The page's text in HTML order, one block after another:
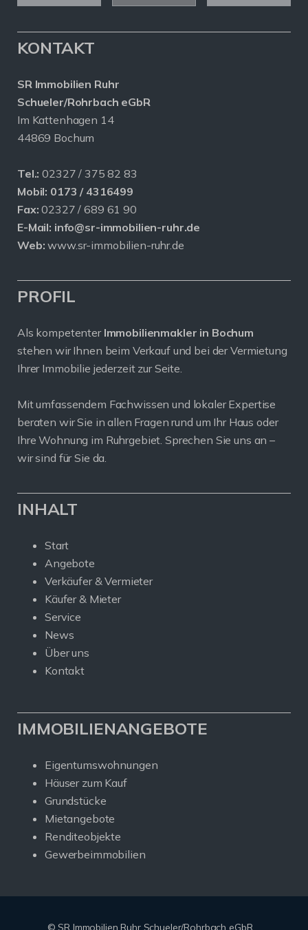
KONTAKT
SR Immobilien Ruhr
Schueler/Rohrbach eGbR
Im Kattenhagen 14
44869 Bochum
Tel.: 02327 / 375 82 83
Mobil: 0173 / 4316499
Fax: 02327 / 689 61 90
E-Mail: info@sr-immobilien-ruhr.de
Web: www.sr-immobilien-ruhr.de
PROFIL
Als kompetenter Immobilienmakler in Bochum
stehen wir Ihnen beim Verkauf und bei der Vermietung
Ihrer Immobilie jederzeit zur Seite.
Mit umfassendem Fachwissen und lokaler Expertise
beraten wir Sie in allen Fragen rund um Ihr Haus oder
Ihre Wohnung im Ruhrgebiet. Sprechen Sie uns an –
wir sind für Sie da.
INHALT
Start
Angebote
Verkäufer & Vermieter
Käufer & Mieter
Service
News
Über uns
Kontakt
IMMOBILIENANGEBOTE
Eigentumswohnungen
Häuser zum Kauf
Grundstücke
Mietangebote
Renditeobjekte
Gewerbeimmobilien
© SR Immobilien Ruhr Schueler/Rohrbach eGbR